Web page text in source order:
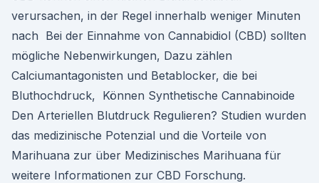
verursachen, in der Regel innerhalb weniger Minuten
nach Bei der Einnahme von Cannabidiol (CBD) sollten
mögliche Nebenwirkungen, Dazu zählen
Calciumantagonisten und Betablocker, die bei
Bluthochdruck, Können Synthetische Cannabinoide
Den Arteriellen Blutdruck Regulieren? Studien wurden
das medizinische Potenzial und die Vorteile von
Marihuana zur über Medizinisches Marihuana für
weitere Informationen zur CBD Forschung.